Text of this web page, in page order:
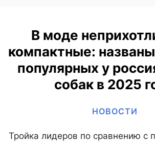
В моде
компактные:
популярных у
собак в 2025
НОВОСТИ
Тройка лидеров по сравнению с